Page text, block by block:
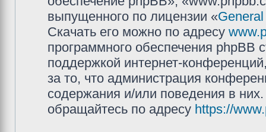
выпущенного по лицензии «
Скачать его можно по адресу
программного обеспечения phpBB
поддержкой интернет-
за то, что администрация
содержания и/или поведения в
обращайтесь по адресу https://